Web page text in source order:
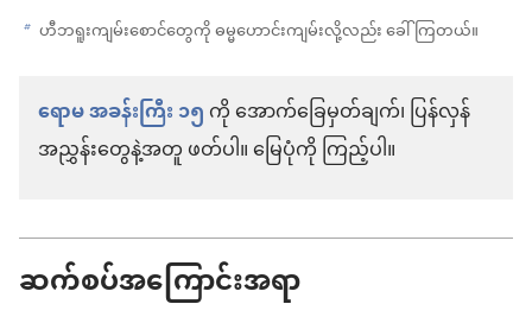
b ဟီဘရူးကျမ်းစောင်တွေကို ဓမ္မဟောင်းကျမ်းလို့လည်း ခေါ်ကြတယ်။
ရောမ အခန်းကြီး ၁၅ကို အောက်ခြေမှတ်ချက်၊ ပြန်လှန်
အညွှန်းတွေနဲ့အတူ ဖတ်ပါ။ မြေပုံကို ကြည့်ပါ။
ဆက်စပ်အကြောင်းအရာ